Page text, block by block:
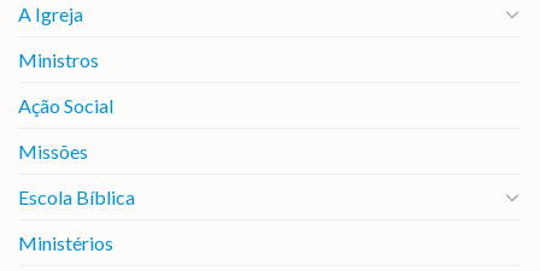
A Igreja
Ministros
Ação Social
Missões
Escola Bíblica
Ministérios